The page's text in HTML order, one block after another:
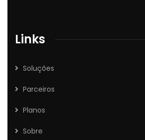
Links
Soluções
Parceiros
Planos
Sobre